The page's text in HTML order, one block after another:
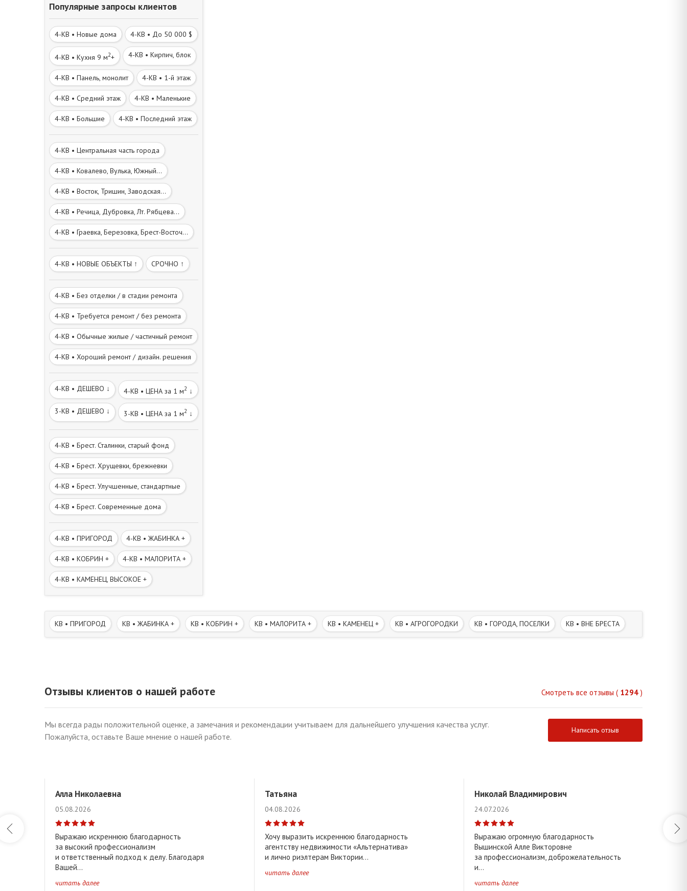
Популярные запросы клиентов
4-КВ • Новые дома 4-КВ • До 50 000 $
4-КВ • Кухня 9 м2+ 4-КВ • Кирпич, блок
4-КВ • Панель, монолит 4-КВ • 1-й этаж
4-КВ • Средний этаж 4-КВ • Маленькие
4-КВ • Большие 4-КВ • Последний этаж
4-КВ • Центральная часть города
4-КВ • Ковалево, Вулька, Южный...
4-КВ • Восток, Тришин, Заводская...
4-КВ • Речица, Дубровка, Лт. Рябцева...
4-КВ • Граевка, Березовка, Брест-Восточ...
4-КВ • НОВЫЕ ОБЪЕКТЫ ↑ СРОЧНО ↑
4-КВ • Без отделки / в стадии ремонта
4-КВ • Требуется ремонт / без ремонта
4-КВ • Обычные жилые / частичный ремонт
4-КВ • Хороший ремонт / дизайн. решения
4-КВ • ДЕШЕВО ↓ 4-КВ • ЦЕНА за 1 м2 ↓
3-КВ • ДЕШЕВО ↓ 3-КВ • ЦЕНА за 1 м2 ↓
4-КВ • Брест. Сталинки, старый фонд
4-КВ • Брест. Хрущевки, брежневки
4-КВ • Брест. Улучшенные, стандартные
4-КВ • Брест. Современные дома
4-КВ • ПРИГОРОД 4-КВ • ЖАБИНКА +
4-КВ • КОБРИН + 4-КВ • МАЛОРИТА +
4-КВ • КАМЕНЕЦ, ВЫСОКОЕ +
КВ • ПРИГОРОД КВ • ЖАБИНКА + КВ • КОБРИН + КВ • МАЛОРИТА + КВ • КАМЕНЕЦ + КВ • АГРОГОРОДКИ КВ • ГОРОДА, ПОСЕЛКИ КВ • ВНЕ БРЕСТА
Отзывы клиентов о нашей работе Смотреть все отзывы ( 1294 )
Мы всегда рады положительной оценке, а замечания и рекомендации учитываем для дальнейшего улучшения качества услуг.
Пожалуйста, оставьте Ваше мнение о нашей работе.
Написать отзыв
Алла Николаевна
05.08.2026
Выражаю искреннюю благодарность
за высокий профессионализм
и ответственный подход к делу. Благодаря
Вашей...
читать далее
Татьяна
04.08.2026
Хочу выразить искреннюю благодарность
агентству недвижимости «Альтернатива»
и лично риэлтерам Виктории...
читать далее
Николай Владимирович
24.07.2026
Выражаю огромную благодарность
Вышинской Алле Викторовне
за профессионализм, доброжелательность
и...
читать далее